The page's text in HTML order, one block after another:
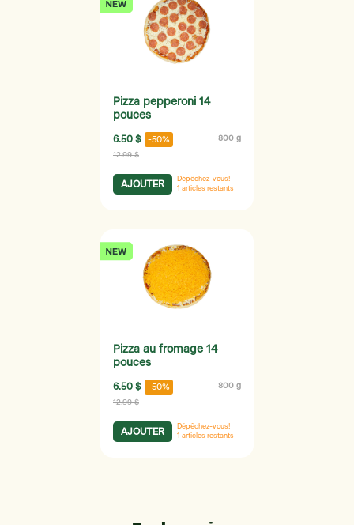
Pizza pepperoni 14
pouces
6.50 $ -50% 800 g
12.99 $
AJOUTER
Dépêchez-vous!
1 articles restants
Pizza au fromage 14
pouces
6.50 $ -50% 800 g
12.99 $
AJOUTER
Dépêchez-vous!
1 articles restants